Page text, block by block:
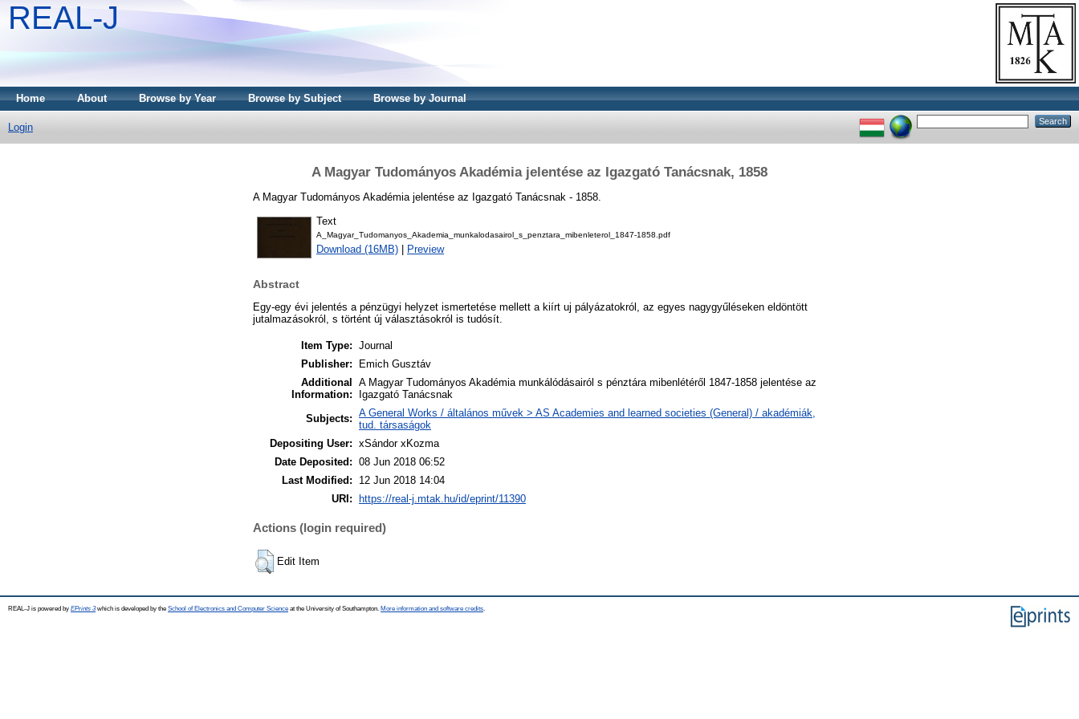
REAL-J
Home About Browse by Year Browse by Subject Browse by Journal
Login
A Magyar Tudományos Akadémia jelentése az Igazgató Tanácsnak, 1858
A Magyar Tudományos Akadémia jelentése az Igazgató Tanácsnak - 1858.
Text
A_Magyar_Tudomanyos_Akademia_munkalodasairol_s_penztara_mibenleterol_1847-1858.pdf
Download (16MB) Preview
Abstract
Egy-egy évi jelentés a pénzügyi helyzet ismertetése mellett a kiírt uj pályázatokról, az egyes nagygyűléseken eldöntött
jutalmazásokról, s történt új választásokról is tudósít.
Item Type: Journal
Publisher:
Emich Gusztáv
Additional
Information:
A Magyar Tudományos Akadémia munkálódásairól s pénztára mibenlétéről 1847-1858 jelentése az
Igazgató Tanácsnak
Subjects: A General Works / általános művek > AS Academies and learned societies (General) / akadémiák,
tud. társaságok
Depositing User: xSándor xKozma
Date Deposited: 08 Jun 2018 06:52
Last Modified:
12 Jun 2018 14:04
URI: https://real-j.mtak.hu/id/eprint/11390
Actions (login required)
Edit Item
REAL-J is powered by EPrints 3which is developed by the School of Electronics and Computer Science at the University of Southampton. More information and software credits